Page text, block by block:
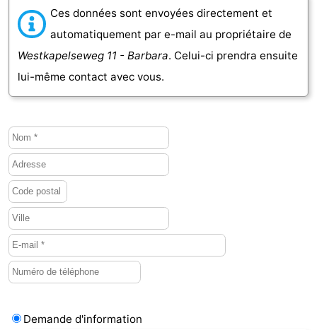
Zierikzee
Nature
Kop
van
Schouwen
-
Veere
-
Nature
Oranjezon
-
Oostkapelle
-
Nature
de
-
Domburg
Ces données sont envoyées directement et
automatiquement par e-mail au propriétaire de
Westkapelseweg 11 - Barbara. Celui-ci prendra ensuite
lui-même contact avec vous.
Demande d'information